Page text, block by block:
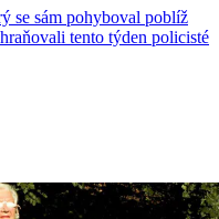
se sám pohyboval poblíž
tento týden policisté